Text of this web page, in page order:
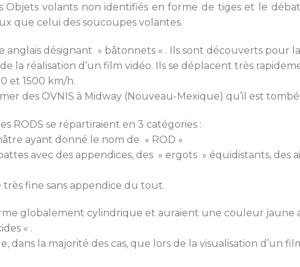
Objets volants non identifiés en forme de tiges et le
que celui des soucoupes volantes.
anglais désignant » bâtonnets « . Ils sont découverts pour la
la réalisation d’un film vidéo. Ils se déplacent très
et 1500 km/h.
des OVNIS à Midway (Nouveau-Mexique) qu’il est
RODS se répartiraient en 3 catégories :
ayant donné le nom de » ROD «
avec des appendices, des » ergots » équidistants, des
très fine sans appendice du tout.
globalement cylindrique et auraient une couleur
« .
dans la majorité des cas, que lors de la visualisation d’un